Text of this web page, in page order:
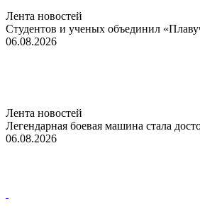
Лента новостей
Студентов и ученых объединил
06.08.2026
Лента новостей
Легендарная боевая машина стала
06.08.2026